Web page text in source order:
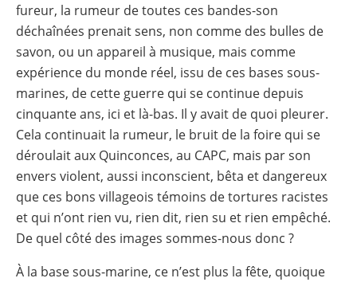
fureur, la rumeur de toutes ces bandes-son
déchaînées prenait sens, non comme des bulles de
savon, ou un appareil à musique, mais comme
expérience du monde réel, issu de ces bases sous-
marines, de cette guerre qui se continue depuis
cinquante ans, ici et là-bas. Il y avait de quoi pleurer.
Cela continuait la rumeur, le bruit de la foire qui se
déroulait aux Quinconces, au CAPC, mais par son
envers violent, aussi inconscient, bêta et dangereux
que ces bons villageois témoins de tortures racistes
et qui n’ont rien vu, rien dit, rien su et rien empêché.
De quel côté des images sommes-nous donc ?
À la base sous-marine, ce n’est plus la fête, quoique